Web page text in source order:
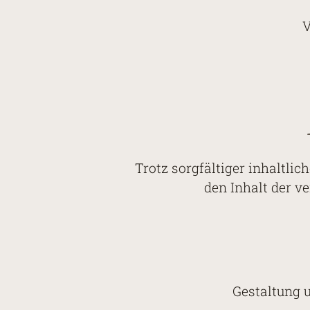
Trotz sorgfältiger
den Inhalt der
Gestaltung